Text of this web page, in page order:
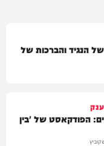
הנגיד והברכות של
10 מבפנים: הפודקאסט של 'בין